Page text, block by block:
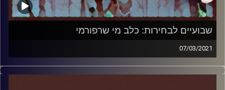
שבועיים לבחירות: כלב מי שרפורמי
07/03/2021
החמוצים – בפעם הרביעית